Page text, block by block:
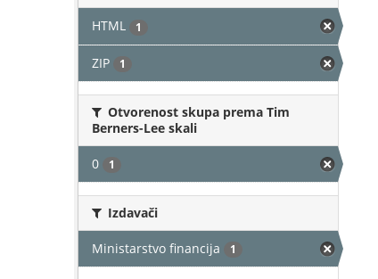
HTML 1
ZIP 1
Otvorenost skupa prema Tim
Berners-Lee skali
0 1
Izdavači
Ministarstvo financija 1